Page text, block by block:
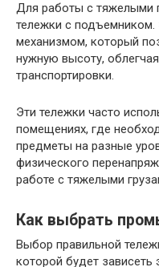
Для работы с тяжелыми
тележки с
механизмом, который
нужную высоту,
транспортировки.
Эти тележки часто
помещениях, где
предметы на разные
физического
работе с тяжелыми
Как выбрать
Выбор правильной
которой будет